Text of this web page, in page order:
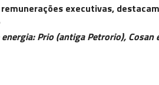
executivas,
Prio (antiga Petrorio), Cosan